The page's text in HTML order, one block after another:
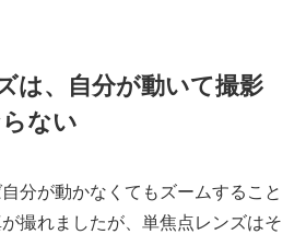
は、自分が動いて撮影
ない
分が動かなくてもズームすること
撮れましたが、単焦点レンズはそ